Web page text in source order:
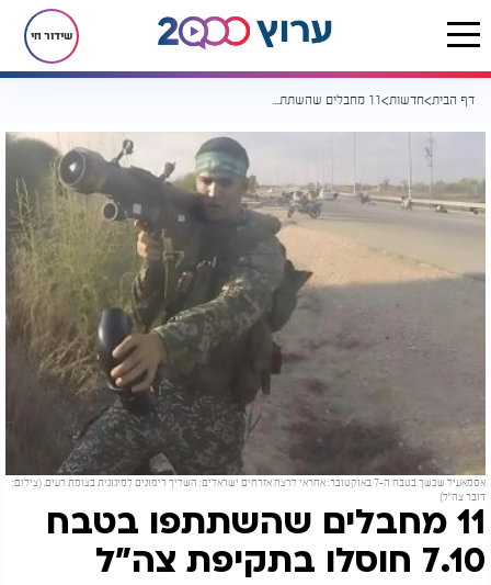
שידור חי
דף הבית חדשות 11 מחבלים שהשתתפו בטבח 7.10 חוסלו בתקיפת צה"ל
אסמאעיל שכשך בטבח ה-7 באוקטובר: אחראי לרצח אזרחים ישראלים; השליך רימונים למיגונית בצומת רעים. (צילום:
דובר צה"ל)
11 מחבלים שהשתתפו בטבח
7.10 חוסלו בתקיפת צה"ל